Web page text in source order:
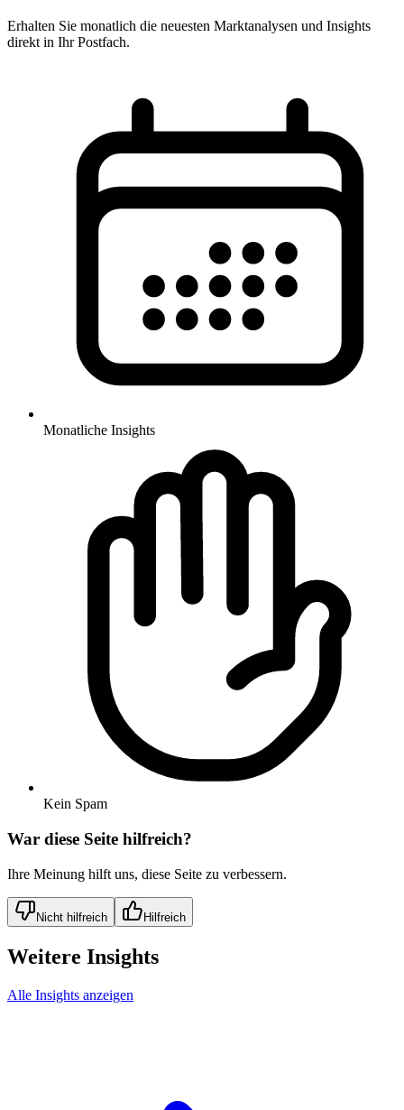
Erhalten Sie monatlich die neuesten Marktanalysen und Insights
direkt in Ihr Postfach.
Monatliche Insights
Kein Spam
War diese Seite hilfreich?
Ihre Meinung hilft uns, diese Seite zu verbessern.
Nicht hilfreich Hilfreich
Weitere Insights
Alle Insights anzeigen